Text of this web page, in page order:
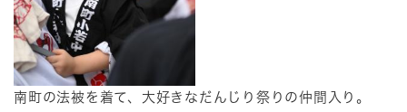
南町の法被を着て、大好きなだんじり祭りの仲間入り。